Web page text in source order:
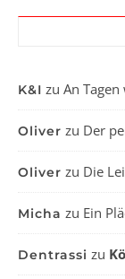
K&I zu An
Oliver zu Der
Oliver zu Die
Micha zu Ein
Dentrassi zu